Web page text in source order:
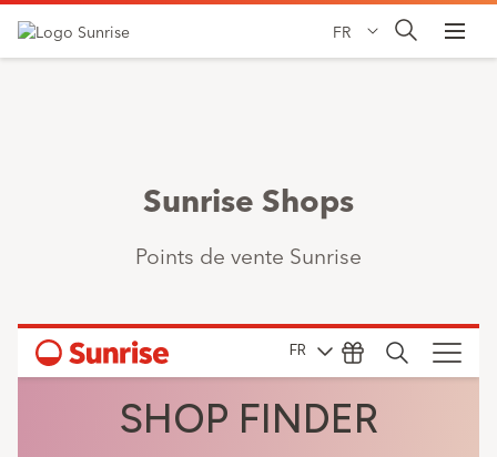
FR
Sunrise Shops
Points de vente Sunrise